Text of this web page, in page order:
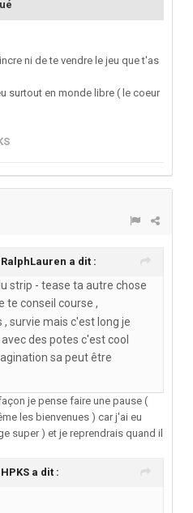
ni de te vendre le jeu que t'as
surtout en monde libre ( le coeur
RalphLauren a dit :
strip - tease ta autre chose
te conseil course ,
survie mais c'est long je
des potes c'est cool
sa peut être
je pense faire une pause (
les bienvenues ) car j'ai eu
super ) et je reprendrais quand il
a dit :